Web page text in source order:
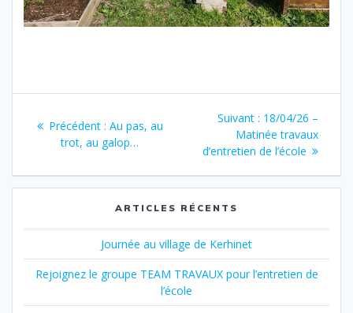
l’article
Précédent : Article
précédent
Au pas, au
trot, au galop…
Suivant : Article
suivant
:
18/04/26 –
Matinée travaux
d’entretien de l’école
ARTICLES RÉCENTS
Journée au village de Kerhinet
Rejoignez le groupe TEAM TRAVAUX pour l’entretien de
l’école